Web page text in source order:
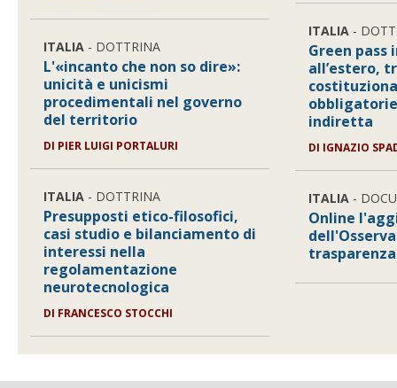
ITALIA - DOTTRINA
L'«incanto che non so dire»:
unicità e unicismi
procedimentali nel governo
del territorio
DI PIER LUIGI PORTALURI
ITALIA - DOTTRINA
Presupposti etico-filosofici,
casi studio e bilanciamento di
interessi nella
regolamentazione
neurotecnologica
DI FRANCESCO STOCCHI
ITALIA -
Green pass
all’estero,
indiretta
DI IGNAZIO
ITALIA -
Online
trasparenza